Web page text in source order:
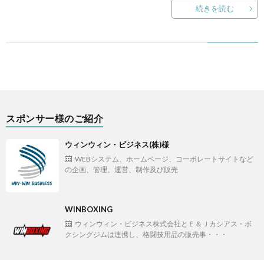
ナ練ム
景
お
続きを読む
スポンサー様のご紹介
ウィンウィン・ビジネス(株)様
WEBシステム、ホームページ、コーポレートサイトなど
の企画、管理、運営、制作及び販売
WINBOXING
ウィンウィン・ビジネス株式会社とＥ＆Ｊカシアス・ボ
クシングジムは連携し、格闘技用品の販売事・・・